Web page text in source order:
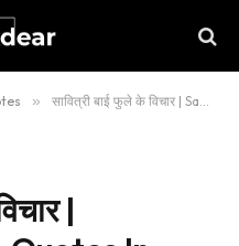
» सावित्री बाई फुले के विचार | Savitribai Phule Quotes In Hindi
|